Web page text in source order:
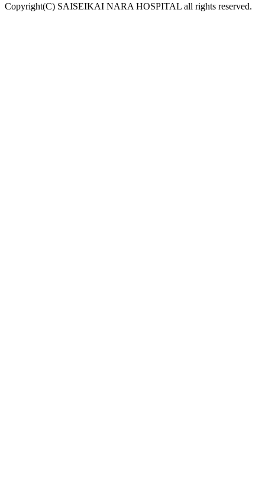
Copyright(C) SAISEIKAI NARA HOSPITAL all rights reserved.